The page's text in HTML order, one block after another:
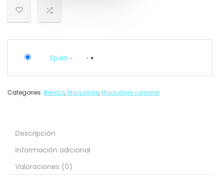
Spain -
Categories: Belleza,Maquillaje,Maquillaje corporal
Descripción
Información adicional
Valoraciones (0)